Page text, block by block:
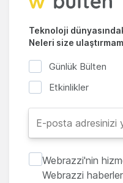
Teknoloji
Neleri size
Günlük Bülten
Etkinlikler
Webrazzi'nin
Webrazzi